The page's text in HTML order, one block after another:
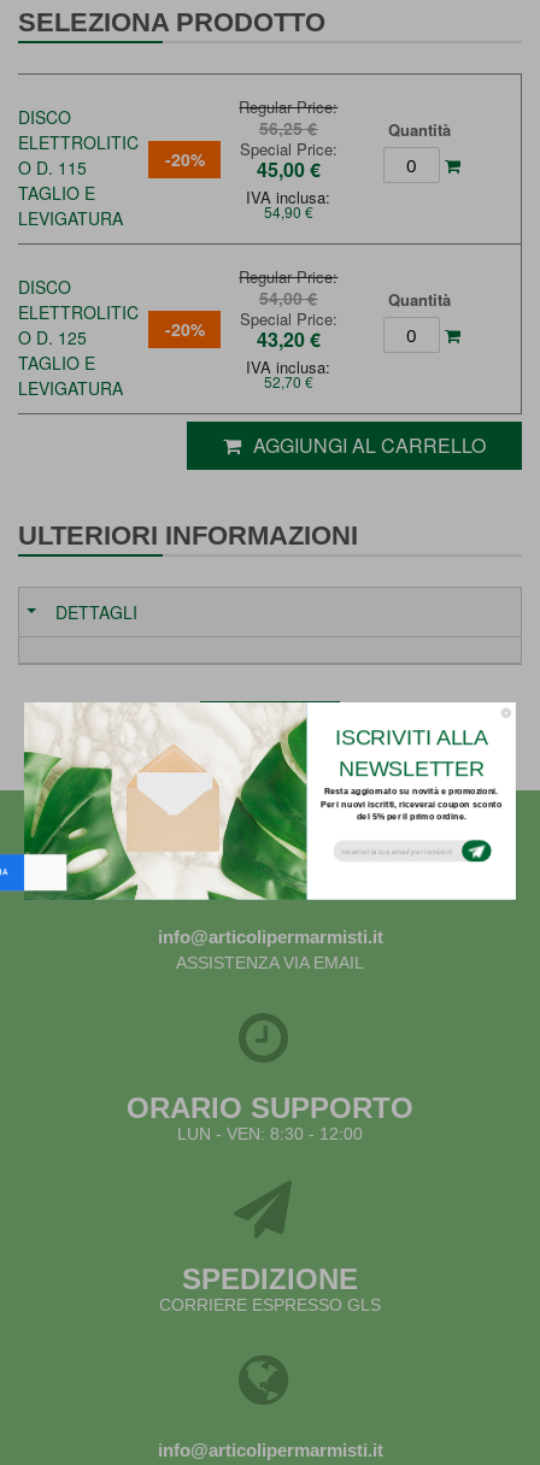
ISCRIVITI ALLA
NEWSLETTER
Resta aggiornato su novità e promozioni.
Per i nuovi iscritti, riceverai coupon sconto
del 5% per il primo ordine.
SELEZIONA PRODOTTO
DISCO
ELETTROLITIC
O D. 115
TAGLIO E
LEVIGATURA
-20%
Regular Price
56,25 €
Special Price
45,00 €
IVA inclusa:
54,90 €
Quantità
DISCO
ELETTROLITIC
O D. 125
TAGLIO E
LEVIGATURA
-20%
Regular Price
54,00 €
Special Price
43,20 €
IVA inclusa:
52,70 €
Quantità
AGGIUNGI AL CARRELLO
ULTERIORI INFORMAZIONI
DETTAGLI
Indietro
info@articolipermarmisti.it
ASSISTENZA VIA EMAIL
ORARIO SUPPORTO
LUN - VEN: 8:30 - 12:00
SPEDIZIONE
CORRIERE ESPRESSO GLS
info@articolipermarmisti.it